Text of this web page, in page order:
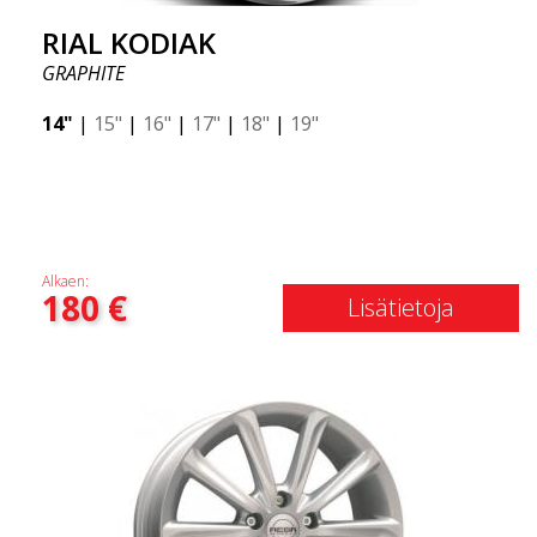
RIAL KODIAK
GRAPHITE
14" | 15" | 16" | 17" | 18" | 19"
Alkaen:
180€ Lisätietoja